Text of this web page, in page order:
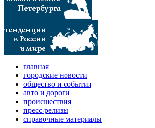
главная
городские новости
общество и события
авто и дороги
происшествия
пресс-релизы
справочные материалы